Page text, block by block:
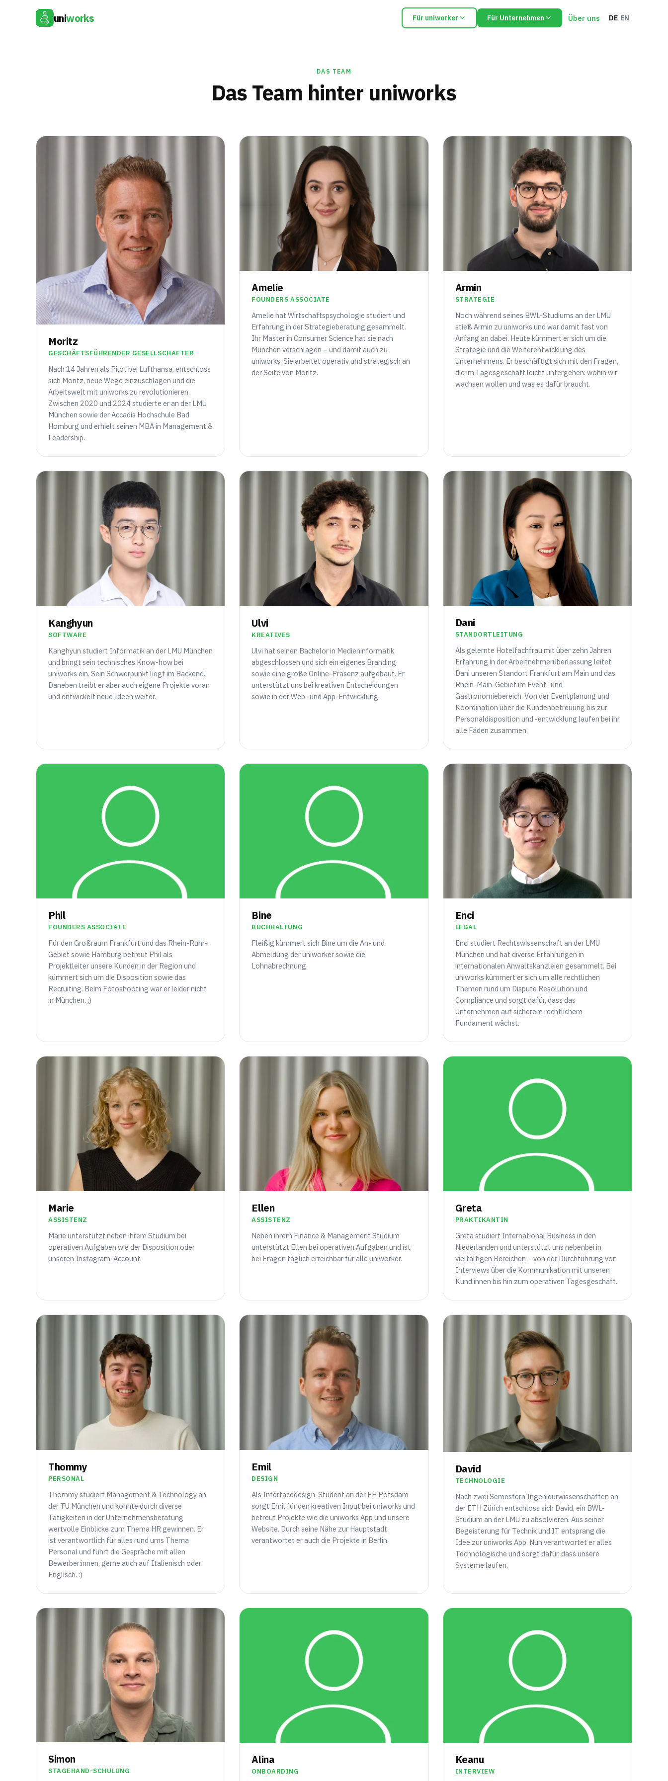
uniworks Für uniworker Für Unternehmen Über uns DE EN
DAS TEAM
Das Team hinter uniworks
Moritz
GESCHÄFTSFÜHRENDER GESELLSCHAFTER
Nach 14 Jahren als Pilot bei Lufthansa, entschloss
sich Moritz, neue Wege einzuschlagen und die
Arbeitswelt mit uniworks zu revolutionieren.
Zwischen 2020 und 2024 studierte er an der LMU
München sowie der Accadis Hochschule Bad
Homburg und erhielt seinen MBA in Management &
Leadership.
Amelie
FOUNDERS ASSOCIATE
Amelie hat Wirtschaftspsychologie studiert und
Erfahrung in der Strategieberatung gesammelt.
Ihr Master in Consumer Science hat sie nach
München verschlagen – und damit auch zu
uniworks. Sie arbeitet operativ und strategisch an
der Seite von Moritz.
Armin
STRATEGIE
Noch während seines BWL-Studiums an der LMU
stieß Armin zu uniworks und war damit fast von
Anfang an dabei. Heute kümmert er sich um die
Strategie und die Weiterentwicklung des
Unternehmens. Er beschäftigt sich mit den Fragen,
die im Tagesgeschäft leicht untergehen: wohin wir
wachsen wollen und was es dafür braucht.
Kanghyun
SOFTWARE
Kanghyun studiert Informatik an der LMU München
und bringt sein technisches Know-how bei
uniworks ein. Sein Schwerpunkt liegt im Backend.
Daneben treibt er aber auch eigene Projekte voran
und entwickelt neue Ideen weiter.
Ulvi
KREATIVES
Ulvi hat seinen Bachelor in Medieninformatik
abgeschlossen und sich ein eigenes Branding
sowie eine große Online-Präsenz aufgebaut. Er
unterstützt uns bei kreativen Entscheidungen
sowie in der Web- und App-Entwicklung.
Dani
STANDORTLEITUNG
Als gelernte Hotelfachfrau mit über zehn Jahren
Erfahrung in der Arbeitnehmerüberlassung leitet
Dani unseren Standort Frankfurt am Main und das
Rhein-Main-Gebiet im Event- und
Gastronomiebereich. Von der Eventplanung und
Koordination über die Kundenbetreuung bis zur
Personaldisposition und -entwicklung laufen bei ihr
alle Fäden zusammen.
Phil
FOUNDERS ASSOCIATE
Für den Großraum Frankfurt und das Rhein-Ruhr-
Gebiet sowie Hamburg betreut Phil als
Projektleiter unsere Kunden in der Region und
kümmert sich um die Disposition sowie das
Recruiting. Beim Fotoshooting war er leider nicht
in München. ;)
Bine
BUCHHALTUNG
Fleißig kümmert sich Bine um die An- und
Abmeldung der uniworker sowie die
Lohnabrechnung.
Enci
LEGAL
Enci studiert Rechtswissenschaft an der LMU
München und hat diverse Erfahrungen in
internationalen Anwaltskanzleien gesammelt. Bei
uniworks kümmert er sich um alle rechtlichen
Themen rund um Dispute Resolution und
Compliance und sorgt dafür, dass das
Unternehmen auf sicherem rechtlichem
Fundament wächst.
Marie
ASSISTENZ
Marie unterstützt neben ihrem Studium bei
operativen Aufgaben wie der Disposition oder
unseren Instagram-Account.
Ellen
ASSISTENZ
Neben ihrem Finance & Management Studium
unterstützt Ellen bei operativen Aufgaben und ist
bei Fragen täglich erreichbar für alle uniworker.
Greta
PRAKTIKANTIN
Greta studiert International Business in den
Niederlanden und unterstützt uns nebenbei in
vielfältigen Bereichen – von der Durchführung von
Interviews über die Kommunikation mit unseren
Kund:innen bis hin zum operativen Tagesgeschäft.
Thommy
PERSONAL
Thommy studiert Management & Technology an
der TU München und konnte durch diverse
Tätigkeiten in der Unternehmensberatung
wertvolle Einblicke zum Thema HR gewinnen. Er
ist verantwortlich für alles rund ums Thema
Personal und führt die Gespräche mit allen
Bewerber:innen, gerne auch auf Italienisch oder
Englisch. :)
Emil
DESIGN
Als Interfacedesign-Student an der FH Potsdam
sorgt Emil für den kreativen Input bei uniworks und
betreut Projekte wie die uniworks App und unsere
Website. Durch seine Nähe zur Hauptstadt
verantwortet er auch die Projekte in Berlin.
David
TECHNOLOGIE
Nach zwei Semestern Ingenieurwissenschaften an
der ETH Zürich entschloss sich David, ein BWL-
Studium an der LMU zu absolvieren. Aus seiner
Begeisterung für Technik und IT entsprang die
Idee zur uniworks App. Nun verantwortet er alles
Technologische und sorgt dafür, dass unsere
Systeme laufen.
Simon
STAGEHAND-SCHULUNG
Alina
ONBOARDING
Keanu
INTERVIEW